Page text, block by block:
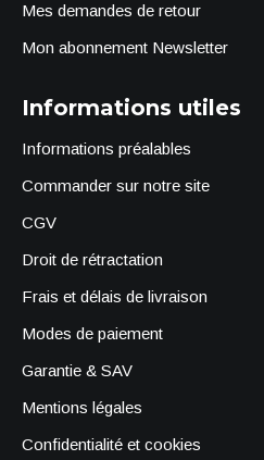
Mes demandes de retour
Mon abonnement Newsletter
Informations utiles
Informations préalables
Commander sur notre site
CGV
Droit de rétractation
Frais et délais de livraison
Modes de paiement
Garantie & SAV
Mentions légales
Confidentialité et cookies